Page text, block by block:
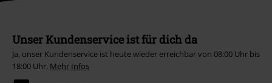
Unser Kundenservice ist für dich da
Ja, unser Kundenservice ist heute wieder erreichbar von 08:00 Uhr bis
18:00 Uhr. Mehr Infos